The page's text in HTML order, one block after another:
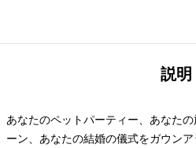
説明
あなたのペットパーティー、あなた
ーン、あなたの結婚の儀式をガウン